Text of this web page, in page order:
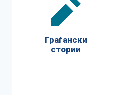
Граѓански
стории